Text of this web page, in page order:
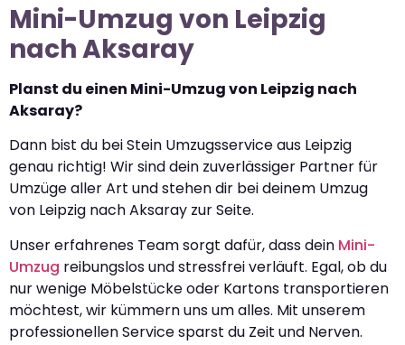
Mini-Umzug von Leipzig
nach Aksaray
Planst du einen Mini-Umzug von Leipzig nach
Aksaray?
Dann bist du bei Stein Umzugsservice aus Leipzig
genau richtig! Wir sind dein zuverlässiger Partner für
Umzüge aller Art und stehen dir bei deinem Umzug
von Leipzig nach Aksaray zur Seite.
Unser erfahrenes Team sorgt dafür, dass dein Mini-
Umzug reibungslos und stressfrei verläuft. Egal, ob du
nur wenige Möbelstücke oder Kartons transportieren
möchtest, wir kümmern uns um alles. Mit unserem
professionellen Service sparst du Zeit und Nerven.